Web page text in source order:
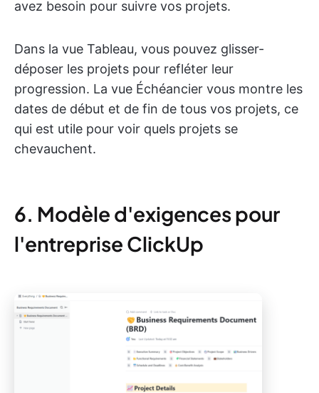
avez besoin pour suivre vos projets.
Dans la vue Tableau, vous pouvez glisser-
déposer les projets pour refléter leur
progression. La vue Échéancier vous montre les
dates de début et de fin de tous vos projets, ce
qui est utile pour voir quels projets se
chevauchent.
6. Modèle d'exigences pour
l'entreprise ClickUp